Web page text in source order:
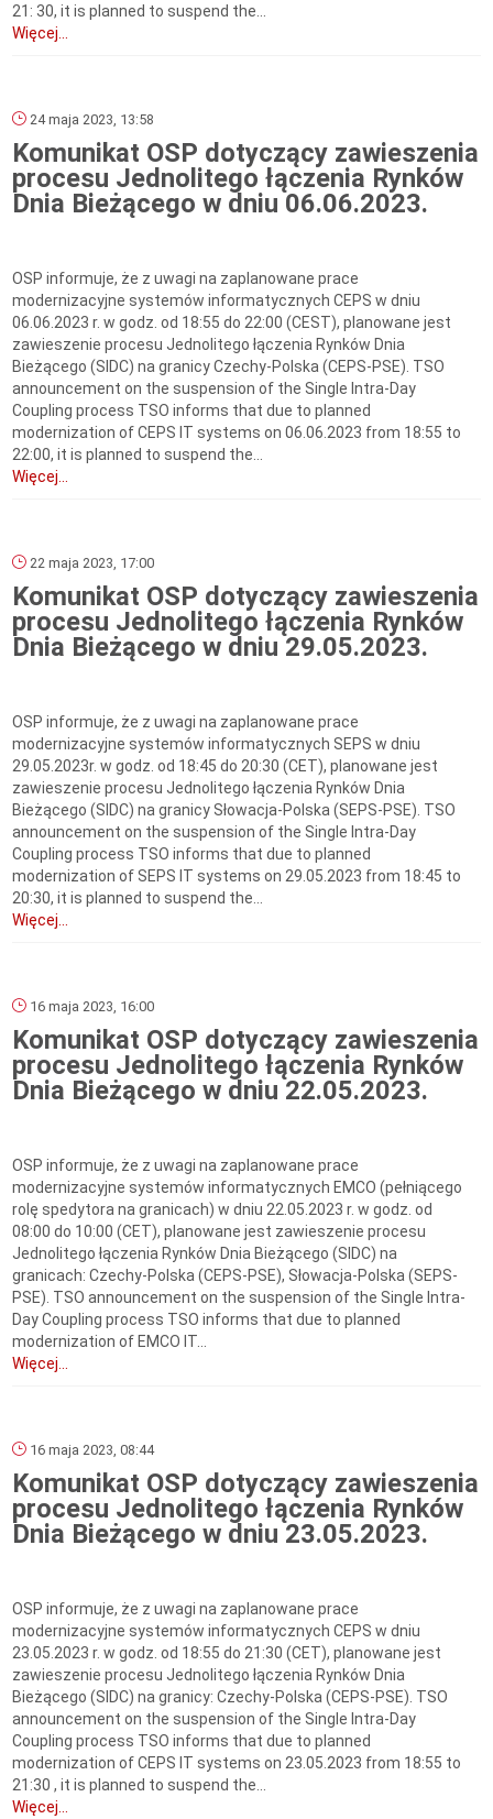
21: 30, it is planned to suspend the...
Więcej...
24 maja 2023, 13:58
Komunikat OSP dotyczący zawieszenia
procesu Jednolitego łączenia Rynków
Dnia Bieżącego w dniu 06.06.2023.
OSP informuje, że z uwagi na zaplanowane prace
modernizacyjne systemów informatycznych CEPS w dniu
06.06.2023 r. w godz. od 18:55 do 22:00 (CEST), planowane jest
zawieszenie procesu Jednolitego łączenia Rynków Dnia
Bieżącego (SIDC) na granicy Czechy-Polska (CEPS-PSE). TSO
announcement on the suspension of the Single Intra-Day
Coupling process TSO informs that due to planned
modernization of CEPS IT systems on 06.06.2023 from 18:55 to
22:00, it is planned to suspend the...
Więcej...
22 maja 2023, 17:00
Komunikat OSP dotyczący zawieszenia
procesu Jednolitego łączenia Rynków
Dnia Bieżącego w dniu 29.05.2023.
OSP informuje, że z uwagi na zaplanowane prace
modernizacyjne systemów informatycznych SEPS w dniu
29.05.2023r. w godz. od 18:45 do 20:30 (CET), planowane jest
zawieszenie procesu Jednolitego łączenia Rynków Dnia
Bieżącego (SIDC) na granicy Słowacja-Polska (SEPS-PSE). TSO
announcement on the suspension of the Single Intra-Day
Coupling process TSO informs that due to planned
modernization of SEPS IT systems on 29.05.2023 from 18:45 to
20:30, it is planned to suspend the...
Więcej...
16 maja 2023, 16:00
Komunikat OSP dotyczący zawieszenia
procesu Jednolitego łączenia Rynków
Dnia Bieżącego w dniu 22.05.2023.
OSP informuje, że z uwagi na zaplanowane prace
modernizacyjne systemów informatycznych EMCO (pełniącego
rolę spedytora na granicach) w dniu 22.05.2023 r. w godz. od
08:00 do 10:00 (CET), planowane jest zawieszenie procesu
Jednolitego łączenia Rynków Dnia Bieżącego (SIDC) na
granicach: Czechy-Polska (CEPS-PSE), Słowacja-Polska (SEPS-
PSE). TSO announcement on the suspension of the Single Intra-
Day Coupling process TSO informs that due to planned
modernization of EMCO IT...
Więcej...
16 maja 2023, 08:44
Komunikat OSP dotyczący zawieszenia
procesu Jednolitego łączenia Rynków
Dnia Bieżącego w dniu 23.05.2023.
OSP informuje, że z uwagi na zaplanowane prace
modernizacyjne systemów informatycznych CEPS w dniu
23.05.2023 r. w godz. od 18:55 do 21:30 (CET), planowane jest
zawieszenie procesu Jednolitego łączenia Rynków Dnia
Bieżącego (SIDC) na granicy: Czechy-Polska (CEPS-PSE). TSO
announcement on the suspension of the Single Intra-Day
Coupling process TSO informs that due to planned
modernization of CEPS IT systems on 23.05.2023 from 18:55 to
21:30 , it is planned to suspend the...
Więcej...